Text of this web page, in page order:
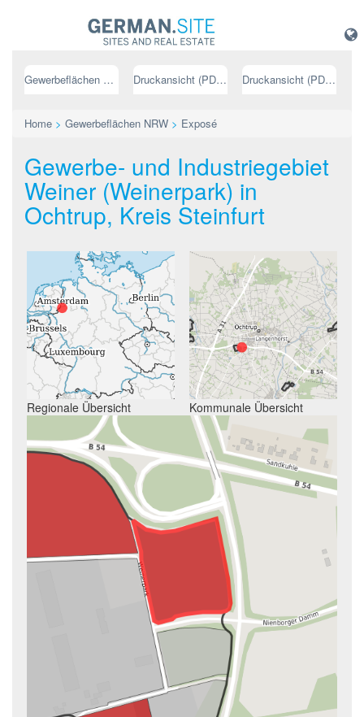
Gewerbeflächen NRW Druckansicht (PDF) // deutsch Druckansicht (PDF) // englisch
Home > Gewerbeflächen NRW > Exposé
Gewerbe- und Industriegebiet
Weiner (Weinerpark) in
Ochtrup, Kreis Steinfurt
Regionale Übersicht Kommunale Übersicht